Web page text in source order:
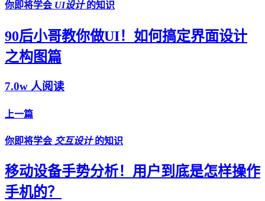
你即将学会 UI设计的知识
90后小哥教你做UI！如何搞定界面设计
之构图篇
7.0w 人阅读
上一篇
你即将学会 交互设计的知识
移动设备手势分析！用户到底是怎样操作
手机的？